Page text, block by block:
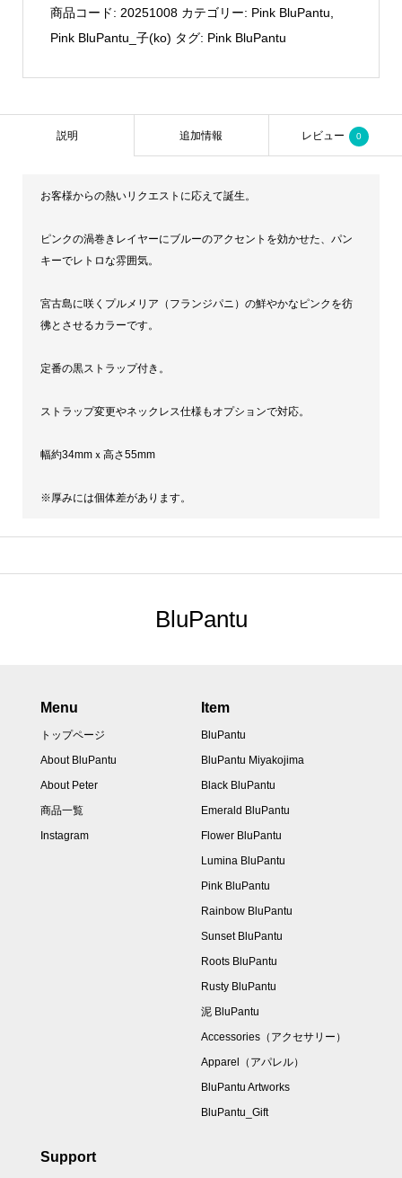
02
個
商品コード: 20251008 カテゴリー: Pink BluPantu,
Pink BluPantu_子(ko) タグ: Pink BluPantu
説明 追加情報 レビュー 0
お客様からの熱いリクエストに応えて誕生。
ピンクの渦巻きレイヤーにブルーのアクセントを効かせた、パン
キーでレトロな雰囲気。
宮古島に咲くプルメリア（フランジパニ）の鮮やかなピンクを彷
彿とさせるカラーです。
定番の黒ストラップ付き。
ストラップ変更やネックレス仕様もオプションで対応。
幅約34mmｘ高さ55mm
※厚みには個体差があります。
BluPantu
Menu
トップページ
About BluPantu
About Peter
商品一覧
Instagram
Item
BluPantu
BluPantu Miyakojima
Black BluPantu
Emerald BluPantu
Flower BluPantu
Lumina BluPantu
Pink BluPantu
Rainbow BluPantu
Sunset BluPantu
Roots BluPantu
Rusty BluPantu
泥 BluPantu
Accessories（アクセサリー）
Apparel（アパレル）
BluPantu Artworks
BluPantu_Gift
Support